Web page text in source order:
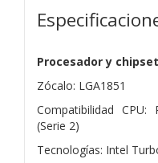
Procesador y chipset
Zócalo: LGA1851
Compatibilidad
(Serie 2)
Tecnologías: Intel